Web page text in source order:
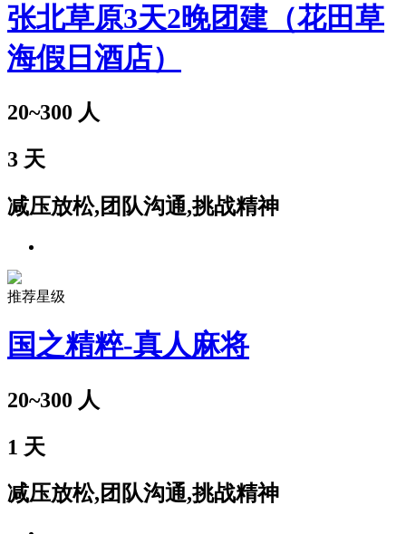
张北草原3天2晚团建（花田草
海假日酒店）
20~300 人
3 天
减压放松,团队沟通,挑战精神
推荐星级
国之精粹-真人麻将
20~300 人
1 天
减压放松,团队沟通,挑战精神